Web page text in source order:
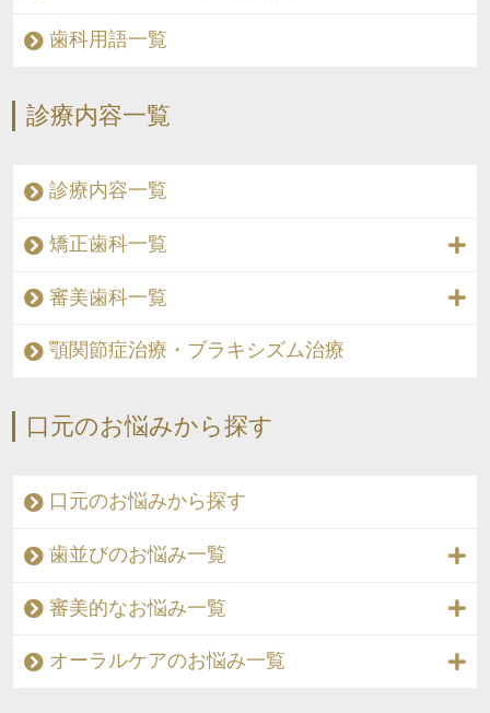
歯科用語一覧
診療内容一覧
診療内容一覧
矯正歯科一覧
審美歯科一覧
顎関節症治療・ブラキシズム治療
口元のお悩みから探す
口元のお悩みから探す
歯並びのお悩み一覧
審美的なお悩み一覧
オーラルケアのお悩み一覧